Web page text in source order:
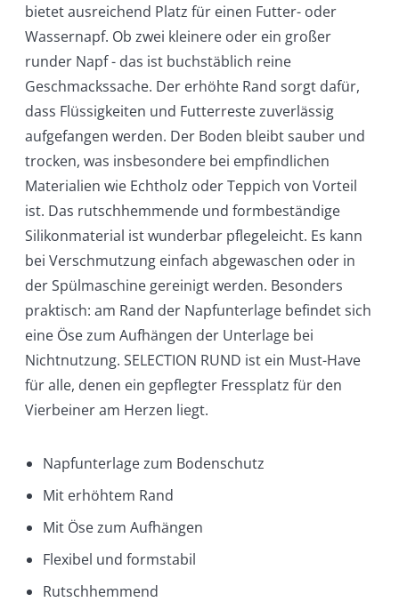
bietet ausreichend Platz für einen Futter- oder
Wassernapf. Ob zwei kleinere oder ein großer
runder Napf - das ist buchstäblich reine
Geschmackssache. Der erhöhte Rand sorgt dafür,
dass Flüssigkeiten und Futterreste zuverlässig
aufgefangen werden. Der Boden bleibt sauber und
trocken, was insbesondere bei empfindlichen
Materialien wie Echtholz oder Teppich von Vorteil
ist. Das rutschhemmende und formbeständige
Silikonmaterial ist wunderbar pflegeleicht. Es kann
bei Verschmutzung einfach abgewaschen oder in
der Spülmaschine gereinigt werden. Besonders
praktisch: am Rand der Napfunterlage befindet sich
eine Öse zum Aufhängen der Unterlage bei
Nichtnutzung. SELECTION RUND ist ein Must-Have
für alle, denen ein gepflegter Fressplatz für den
Vierbeiner am Herzen liegt.
Napfunterlage zum Bodenschutz
Mit erhöhtem Rand
Mit Öse zum Aufhängen
Flexibel und formstabil
Rutschhemmend